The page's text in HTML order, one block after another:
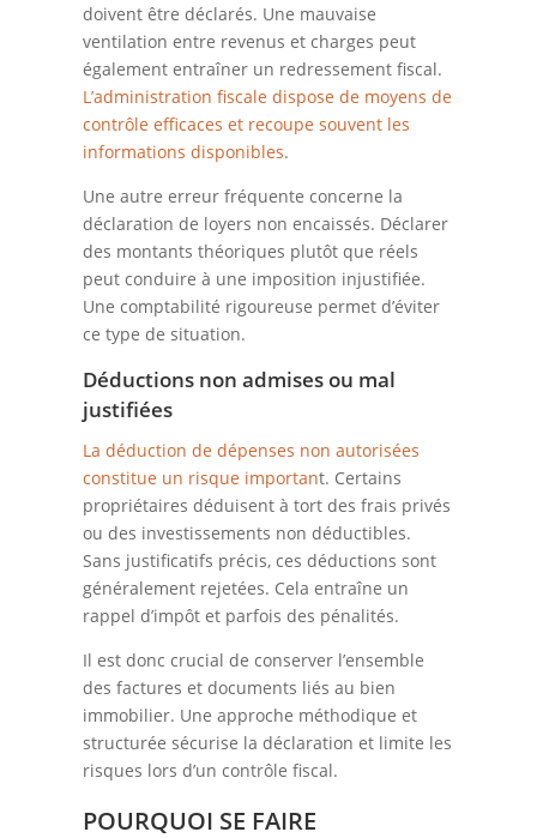
doivent être déclarés. Une mauvaise
ventilation entre revenus et charges peut
également entraîner un redressement fiscal.
L’administration fiscale dispose de moyens de
contrôle efficaces et recoupe souvent les
informations disponibles.
Une autre erreur fréquente concerne la
déclaration de loyers non encaissés. Déclarer
des montants théoriques plutôt que réels
peut conduire à une imposition injustifiée.
Une comptabilité rigoureuse permet d’éviter
ce type de situation.
Déductions non admises ou mal
justifiées
La déduction de dépenses non autorisées
constitue un risque important. Certains
propriétaires déduisent à tort des frais privés
ou des investissements non déductibles.
Sans justificatifs précis, ces déductions sont
généralement rejetées. Cela entraîne un
rappel d’impôt et parfois des pénalités.
Il est donc crucial de conserver l’ensemble
des factures et documents liés au bien
immobilier. Une approche méthodique et
structurée sécurise la déclaration et limite les
risques lors d’un contrôle fiscal.
POURQUOI SE FAIRE